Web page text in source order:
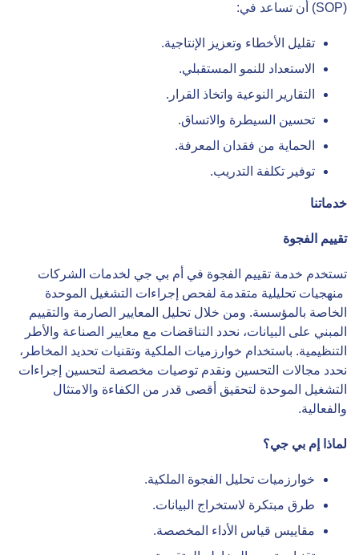
(SOP) أن تساعد في:
تقليل الأخطاء وتعزيز الإنتاجية.
الاستعداد للنمو المستقبلي.
التقارير النوعية واتخاذ القرار.
تحسين السيطرة والاتساق.
الحماية من فقدان المعرفة.
توفير تكلفة التدريب.
خدماتنا
تقييم الفجوة
تستخدم خدمة تقييم الفجوة في أم بي جي لخدمات الشركات
منهجيات تحليلية متقدمة لفحص إجراءات التشغيل الموحدة
الخاصة بالمؤسسة. ومن خلال تحليل المعايير الصارمة والتقييم
المبني على البيانات، نحدد التناقضات مع معايير الصناعة والأطر
التنظيمية. باستخدام خوارزميات الملكية وتقنيات تحديد المخاطر،
نحدد مجالات التحسين ونقدم توصيات مخصصة لتحسين إجراءات
التشغيل الموحدة لتحقيق أقصى قدر من الكفاءة والامتثال
والفعالية.
لماذا إم بي جي؟
خوارزميات تحليل الفجوة الملكية.
طرق مبتكرة لاستخراج البيانات.
مقاييس قياس الأداء المخصصة.